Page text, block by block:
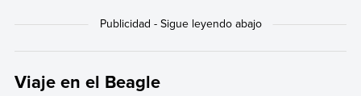
Viaje en el Beagle